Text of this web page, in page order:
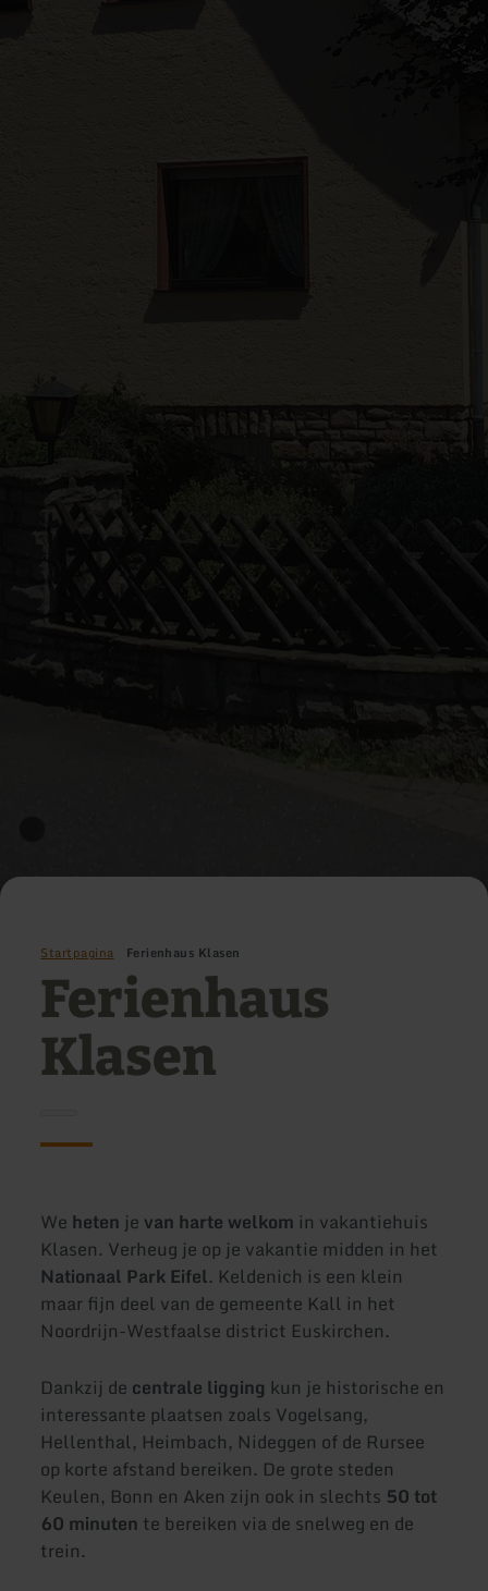
Startpagina Ferienhaus Klasen
Ferienhaus
Klasen
We heten je van harte welkom in vakantiehuis
Klasen. Verheug je op je vakantie midden in het
Nationaal Park Eifel. Keldenich is een klein
maar fijn deel van de gemeente Kall in het
Noordrijn-Westfaalse district Euskirchen.
Dankzij de centrale ligging kun je historische en
interessante plaatsen zoals Vogelsang,
Hellenthal, Heimbach, Nideggen of de Rursee
op korte afstand bereiken. De grote steden
Keulen, Bonn en Aken zijn ook in slechts 50 tot
60 minuten te bereiken via de snelweg en de
trein.